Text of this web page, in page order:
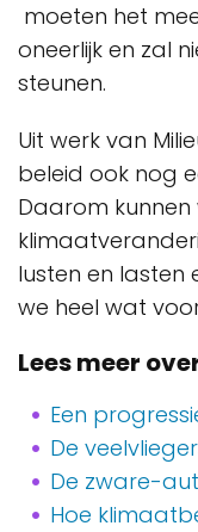
moeten het
oneerlijk en zal
steunen.
Uit werk van
beleid ook nog
Daarom
lusten en lasten
we heel wat
Lees meer
Een
De
De zware-
Hoe